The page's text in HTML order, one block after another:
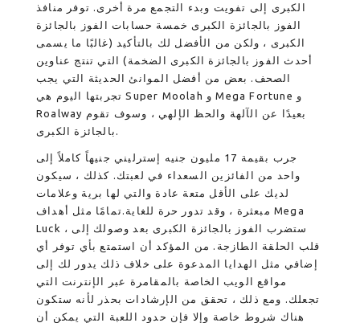
الكبرى إلى تفويت وبدء التجمع مرة أخرى. توفر منافذ
الفوز بالجائزة الكبرى خمسة حسابات الفوز بالجائزة
الكبرى ، ولكن من الأفضل لك بالتأكيد (غالبًا ما يسمى
أحدث الفوز بالجائزة الكبرى الضخمة) التي تنتج عناوين
الصحف. بعض من أفضل الموانئ الحديثة التي يجب
تجربتها اليوم هي Super Moolah و Mega Fortune و
Roalway بعيدًا عن الآلهة والحظ الإلهي ، وسوف تقوم
جرب بقيمة 17 مليون جنيه إسترليني جنيهاً كاملاً إلى
واحد من الفائزين السعداء في لعبتك. كذلك ، سيكون
لديك على الأقل متعة عادة والتي لها برية وعلامات
مبعثرة ، وقد تدور حرة للغاية.تمامًا مثل أهداف Mega
Luck ، ستضرب الفوز بالجائزة الكبرى بعد وصولك إلى
قلب الحلقة الطازجة. من المؤكد أن استمتع بأي توفر أي
إضافي مثل الهدايا المدعوة على خلاف ذلك يدور لك إلى
مواقع الويب الخاصة بالمقامرة عبر الإنترنت التي
تجعلك. ومع ذلك ، تحقق من الإرشادات بحذر لأنه ستكون
هناك شروط خاصة وإلا فإن حدود اللعبة التي يمكن أن